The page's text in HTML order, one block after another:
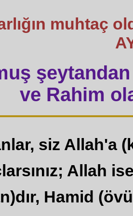
muhtaç
şeytandan
ve Rahim
siz Allah'a
Allah
Hamid